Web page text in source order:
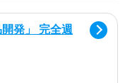
発」 完全週